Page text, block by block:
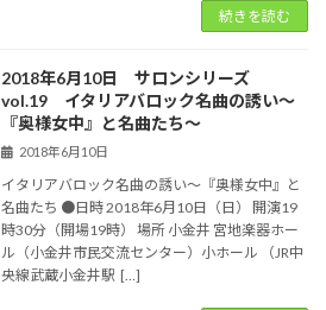
続きを読む
2018年6月10日 サロンシリーズ
vol.19 イタリアバロック名曲の誘い〜
『奥様女中』と名曲たち〜
2018年6月10日
イタリアバロック名曲の誘い〜『奥様女中』と
名曲たち ●日時 2018年6月10日（日） 開演19
時30分（開場19時） 場所 小金井 宮地楽器ホー
ル（小金井市民交流センター）小ホール （JR中
央線武蔵小金井駅 […]